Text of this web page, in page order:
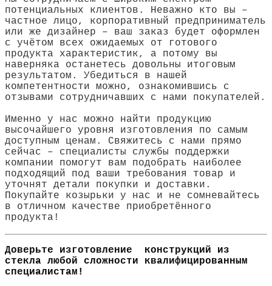
потенциальных клиентов. Неважно кто вы –
частное лицо, корпоративный предприниматель
или же дизайнер – ваш заказ будет оформлен
с учётом всех ожидаемых от готового
продукта характеристик, а потому вы
наверняка останетесь довольны итоговым
результатом. Убедиться в нашей
компетентности можно, ознакомившись с
отзывами сотрудничавших с нами покупателей.
Именно у нас можно найти продукцию
высочайшего уровня изготовления по самым
доступным ценам. Свяжитесь с нами прямо
сейчас – специалисты службы поддержки
компании помогут вам подобрать наиболее
подходящий под ваши требования товар и
уточнят детали покупки и доставки.
Покупайте козырьки у нас и не сомневайтесь
в отличном качестве приобретённого
продукта!
Доверьте изготовление конструкций из
стекла любой сложности квалифицированным
специалистам!